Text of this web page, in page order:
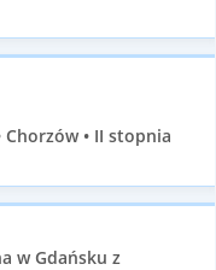
• II stopnia
w Gdańsku z